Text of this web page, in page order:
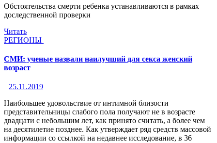
Обстоятельства смерти ребенка устанавливаются в рамках
доследственной проверки
Читать
РЕГИОНЫ
СМИ: ученые назвали наилучший для секса женский
возраст
25.11.2019
Наибольшее удовольствие от интимной близости
представительницы слабого пола получают не в возрасте
двадцати с небольшим лет, как принято считать, а более чем
на десятилетие позднее. Как утверждает ряд средств массовой
информации со ссылкой на недавнее исследование, в 36